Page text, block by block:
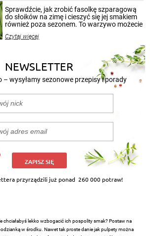
patenty, które pozwolą zachować świeżość
przetworów.
Sprawdźcie, jak zrobić fasolkę szparagową
do słoików na zimę i cieszyć się jej smakiem
również poza sezonem. To warzywo możecie
nasze propozycje!
Czytaj więcej
NEWSLETTER
– wysyłamy sezonowe przepisy i porady
ZAPISZ SIĘ
przyrządzili już ponad 260 000 potraw!
chciałabyś lekko wzbogacić ich pospolity smak? Postaw na
w środku. Nawet tak proste danie jak pulpety można